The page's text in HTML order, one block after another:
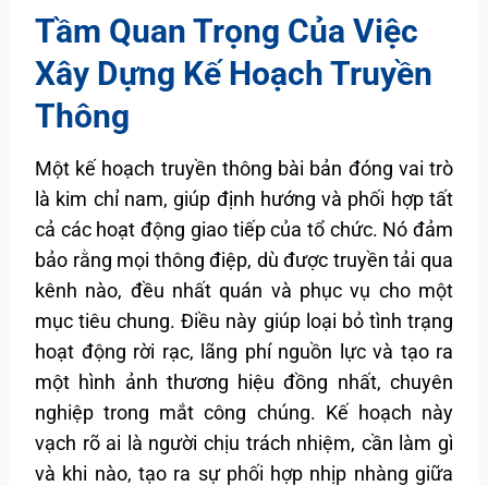
Tầm Quan Trọng Của Việc
Xây Dựng Kế Hoạch Truyền
Thông
Một kế hoạch truyền thông bài bản đóng vai trò
là kim chỉ nam, giúp định hướng và phối hợp tất
cả các hoạt động giao tiếp của tổ chức. Nó đảm
bảo rằng mọi thông điệp, dù được truyền tải qua
kênh nào, đều nhất quán và phục vụ cho một
mục tiêu chung. Điều này giúp loại bỏ tình trạng
hoạt động rời rạc, lãng phí nguồn lực và tạo ra
một hình ảnh thương hiệu đồng nhất, chuyên
nghiệp trong mắt công chúng. Kế hoạch này
vạch rõ ai là người chịu trách nhiệm, cần làm gì
và khi nào, tạo ra sự phối hợp nhịp nhàng giữa